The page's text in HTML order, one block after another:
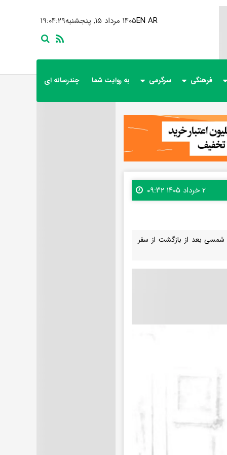
۱۹:۰۴:۳۱ ۱۴۰۵ مرداد ۱۵, پنجشنبهEN AR
فرهنگی سرگرمی به روایت شما چندرسانه ای
۲ خرداد ۱۴۰۵ ۰۹:۳۲
از ناصرالدین شاه قاجار و نزدیک‌ترین اعضای دربارش را در حدود سال 1272 شمسی بعد از بازگشت از سفر